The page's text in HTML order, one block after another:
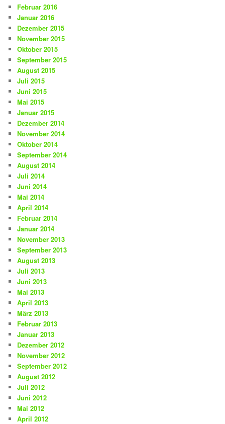
Februar 2016
Januar 2016
Dezember 2015
November 2015
Oktober 2015
September 2015
August 2015
Juli 2015
Juni 2015
Mai 2015
Januar 2015
Dezember 2014
November 2014
Oktober 2014
September 2014
August 2014
Juli 2014
Juni 2014
Mai 2014
April 2014
Februar 2014
Januar 2014
November 2013
September 2013
August 2013
Juli 2013
Juni 2013
Mai 2013
April 2013
März 2013
Februar 2013
Januar 2013
Dezember 2012
November 2012
September 2012
August 2012
Juli 2012
Juni 2012
Mai 2012
April 2012